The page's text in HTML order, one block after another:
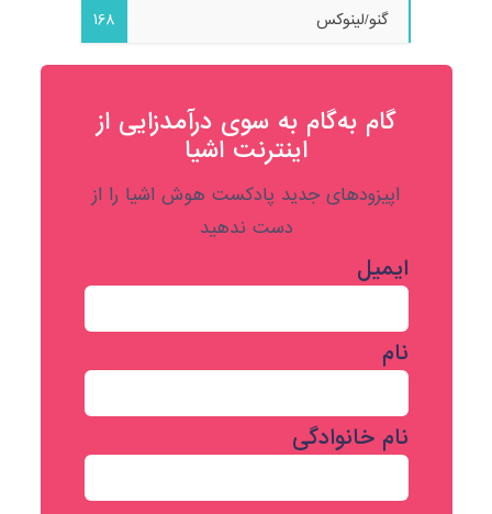
گنو/لینوکس
168
گام به‌گام به‌ سوی درآمدزایی از
اینترنت اشیا
اپیزودهای جدید پادکست هوش اشیا را از
دست ندهید
ایمیل
نام
نام خانوادگی